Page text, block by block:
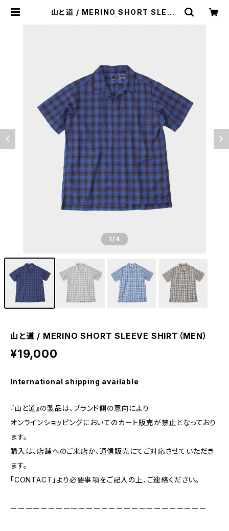
山と道 / MERINO SHORT SLEEV
1/4
山と道 / MERINO SHORT SLEEVE SHIRT（MEN）
¥19,000
International shipping available
『山と道』の製品は、ブランド側の意向により
オンラインショッピングにおいてのカート販売が禁止となっており
ます。
購入は、店舗へのご来店か、通信販売にてご対応させていただき
ます。
「CONTACT」より必要事項をご記入の上、ご連絡ください。
ーーーーーーーーーーーーーーーーーーーーーーーーーー